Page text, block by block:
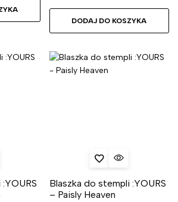
DODAJ DO KOSZYKA
Blaszka do stempli :YOURS
– Paisly Heaven